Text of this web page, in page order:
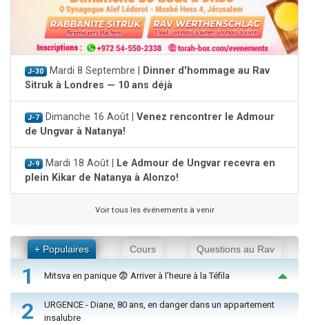
J-30 Mardi 8 Septembre |
Dinner d'hommage au Rav
Sitruk à Londres — 10 ans déjà
J-7 Dimanche 16 Août | Venez rencontrer le Admour
de Ungvar à Natanya!
J-9 Mardi 18 Août |
Le Admour de Ungvar recevra en
plein Kikar de Natanya à Alonzo!
Voir tous les événements à venir
+ Populaires Cours Questions au Rav
1 Mitsva en panique 😨 Arriver à l'heure à la Téfila
2
URGENCE - Diane, 80 ans, en danger dans un appartement
insalubre